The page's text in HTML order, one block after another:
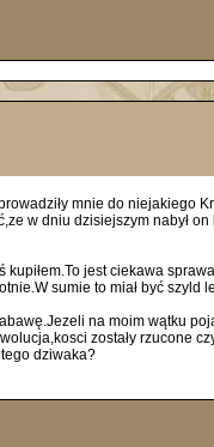
mnie do niejakiego
w dniu dzisiejszym nabył
kupiłem.To jest ciekawa
sumie to miał być szyld
na moim wątku
zostały rzucone
tego dziwaka?